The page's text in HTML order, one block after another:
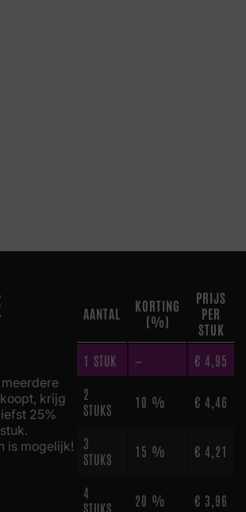
krijg
25%
is mogelijk!
AANTAL
KORTING
(%)
PRIJS
PER
STUK
1 STUK — € 4,95
2
STUKS
10 % € 4,46
3
STUKS
15 % € 4,21
4
STUKS
20 % € 3,96